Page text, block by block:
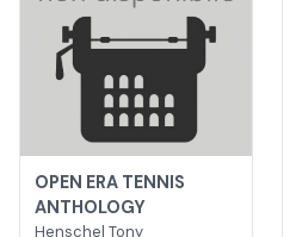
OPEN ERA TENNIS
ANTHOLOGY
Henschel Tony